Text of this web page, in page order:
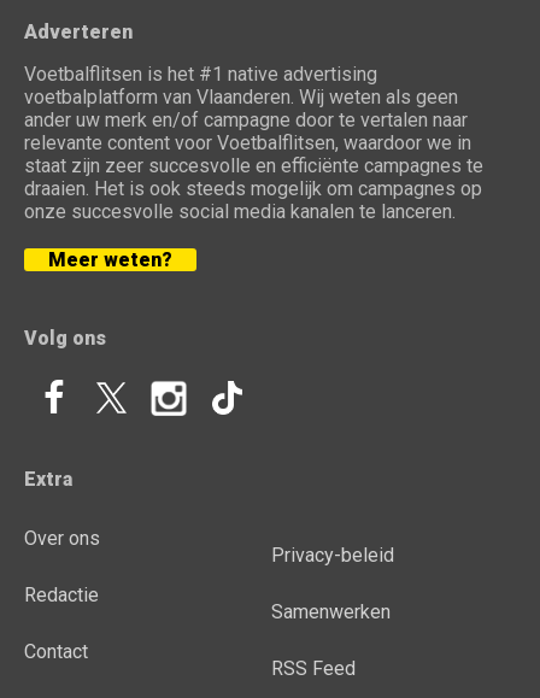
Adverteren
Voetbalflitsen is het #1 native advertising
voetbalplatform van Vlaanderen. Wij weten als geen
ander uw merk en/of campagne door te vertalen naar
relevante content voor Voetbalflitsen, waardoor we in
staat zijn zeer succesvolle en efficiënte campagnes te
draaien. Het is ook steeds mogelijk om campagnes op
onze succesvolle social media kanalen te lanceren.
Meer weten?
Volg ons
Extra
Over ons
Redactie
Contact
Privacy-beleid
Samenwerken
RSS Feed